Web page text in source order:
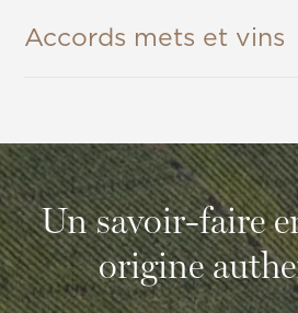
Accords mets et vins
Un savoir-faire
origine